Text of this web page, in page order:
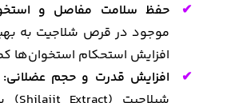
حفظ سلامت مفاصل و
موجود در قرص شلاجیت به
افزایش استحکام استخوان‌ها
افزایش قدرت و حجم عضلانی: